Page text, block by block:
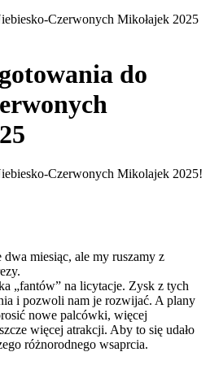
Czerwonych Mikołajek 2025
do
Czerwonych Mikolajek 2025!
miesiąc, ale my ruszamy z
„fantów” na licytacje. Zysk z tych
i pozwoli nam je rozwijać. A plany
nowe palcówki, więcej
więcej atrakcji. Aby to się udało
różnorodnego wsaprcia.